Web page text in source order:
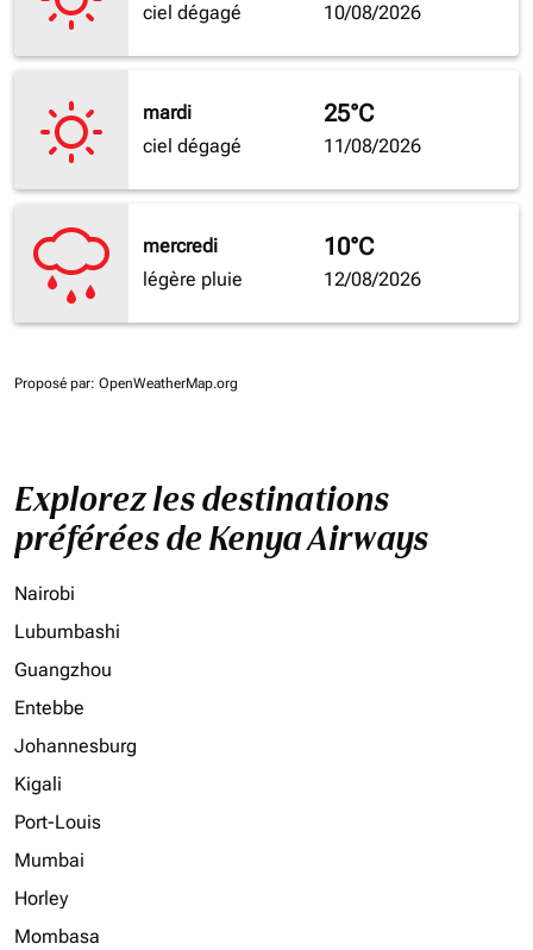
ciel dégagé
10/08/2026
mardi
ciel dégagé
25°C
11/08/2026
mercredi
légère pluie
10°C
12/08/2026
Proposé par: OpenWeatherMap.org
Explorez les destinations
préférées de Kenya Airways
Nairobi
Lubumbashi
Guangzhou
Entebbe
Johannesburg
Kigali
Port-Louis
Mumbai
Horley
Mombasa